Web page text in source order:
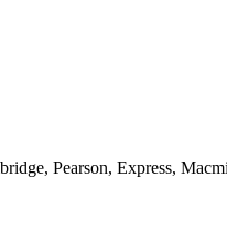
Pearson, Express,